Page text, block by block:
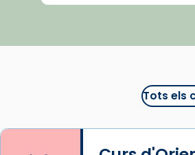
recomanacions i
@cinemaspiritcat
Imatge: Generada
(OpenAI)
Tots els